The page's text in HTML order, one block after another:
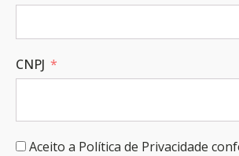
CNPJ
Aceito a Política de Privacidade